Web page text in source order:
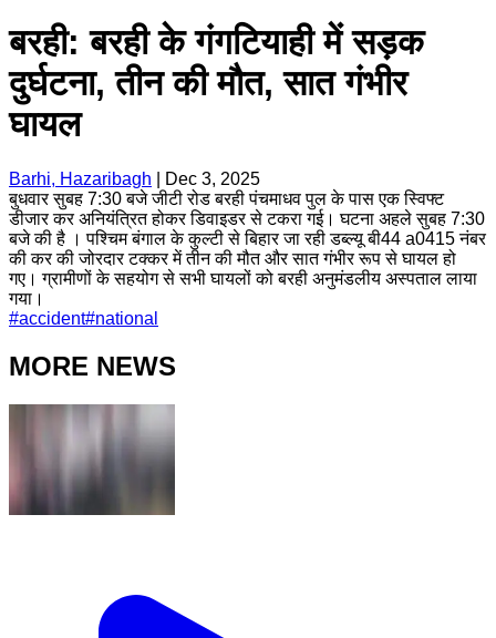
बरही: बरही के गंगटियाही में सड़क
दुर्घटना, तीन की मौत, सात गंभीर
घायल
Barhi, Hazaribagh
Dec 3, 2025
बुधवार सुबह 7:30 बजे जीटी रोड बरही पंचमाधव पुल के पास एक स्विफ्ट
डीजार कर अनियंत्रित होकर डिवाइडर से टकरा गई। घटना अहले सुबह 7:30
बजे की है । पश्चिम बंगाल के कुल्टी से बिहार जा रही डब्ल्यू बी44 a0415 नंबर
की कर की जोरदार टक्कर में तीन की मौत और सात गंभीर रूप से घायल हो
गए। ग्रामीणों के सहयोग से सभी घायलों को बरही अनुमंडलीय अस्पताल लाया
गया।
#accident#national
MORE NEWS